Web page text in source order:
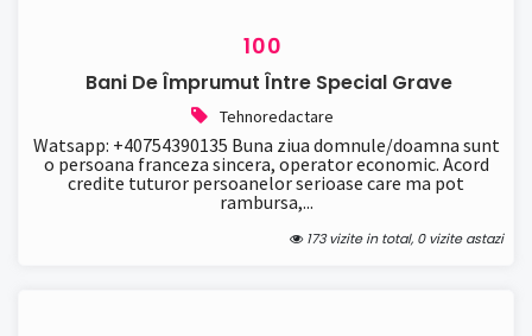
100
Bani De Împrumut Între Special Grave
Tehnoredactare
Watsapp: +40754390135 Buna ziua domnule/doamna sunt
o persoana franceza sincera, operator economic. Acord
credite tuturor persoanelor serioase care ma pot
rambursa,...
173 vizite in total, 0 vizite astazi